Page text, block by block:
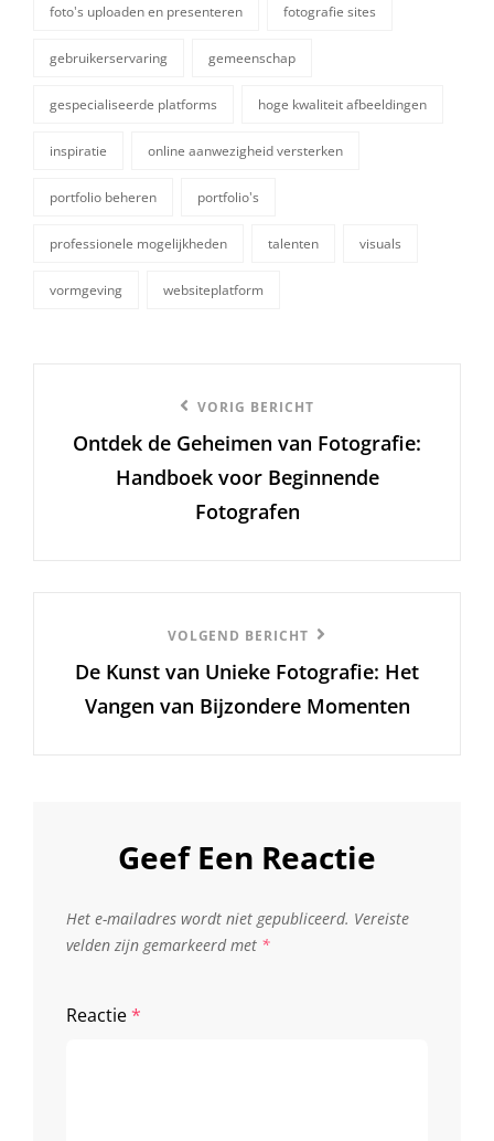
tags,
foto's uploaden en presenteren fotografie sites
gebruikerservaring gemeenschap
gespecialiseerde platforms hoge kwaliteit afbeeldingen
inspiratie online aanwezigheid versterken
portfolio beheren portfolio's
professionele mogelijkheden talenten visuals
vormgeving websiteplatform
bericht
VORIG BERICHT
Ontdek de Geheimen van Fotografie:
Handboek voor Beginnende
Fotografen
Bericht
VOLGEND BERICHT
De Kunst van Unieke Fotografie: Het
Vangen van Bijzondere Momenten
Geef Een Reactie
Het e-mailadres wordt niet gepubliceerd. Vereiste
velden zijn gemarkeerd met *
Reactie*